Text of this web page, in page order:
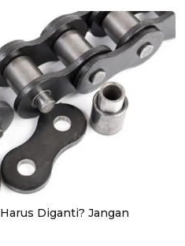
Diganti? Jangan